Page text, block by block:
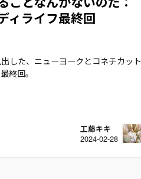
ィライフ最終回
した、ニューヨークとコネチカット
終回。
工藤キキ
2024-02-28